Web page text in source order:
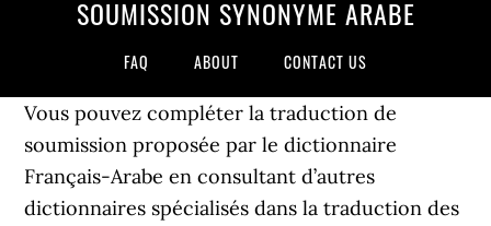
SOUMISSION SYNONYME ARABE
FAQ ABOUT CONTACT US
Vous pouvez compléter la traduction de
soumission proposée par le dictionnaire
Français-Arabe en consultant d’autres
dictionnaires spécialisés dans la traduction des